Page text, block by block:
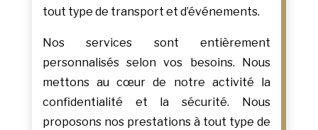
tout type de transport et d’événements.
Nos services sont entièrement
personnalisés selon vos besoins. Nous
mettons au cœur de notre activité la
confidentialité et la sécurité. Nous
proposons nos prestations à tout type de